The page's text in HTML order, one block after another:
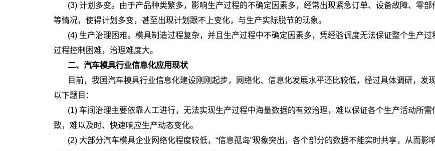
(3) 计划多变。由于产品种类繁多，影响生产过程的不确定因素多，经常出现紧急订单、设备故障、零部
等情况，使得计划多变，甚至出现计划跟不上变化，与生产实际脱节的现象。
(4) 生产治理困难。模具制造过程复杂，并且生产过程中不确定因素多，凭经验调度无法保证整个生产过
过程控制困难，治理难度大。
二、汽车模具行业信息化应用现状
目前，我国汽车模具行业信息化建设刚刚起步，网络化、信息化发展水平还比较低，经过具体调研，发
以下题目：
(1) 车间治理主要依靠人工进行，无法实现生产过程中海量数据的有效治理，难以保证各个生产活动所需
致，难以及时、快速响应生产动态变化。
(2) 大部分汽车模具企业网络化程度较低，“信息孤岛”现象突出，各个部分的数据不能实时共享，从而影